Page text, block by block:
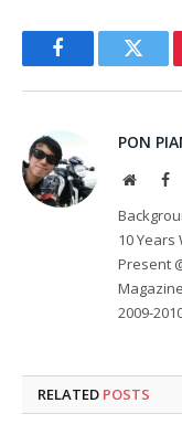
Facebook
PON
Website
10 Years
Present
2009-
RELATED POSTS